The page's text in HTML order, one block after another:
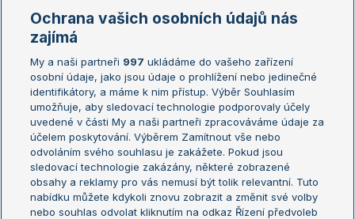
Žebříčky
Žebříček ATP (muži)
Žebříček WTA (ženy)
Sázkařský žebříček
Australian Open
French Open
Wimbledon
US Open
Turnaj mistrů
Turnaj mistryň
Aktualní trendy
Ochrana vašich osobních údajů nás
zajímá
My a naši partneři 997 ukládáme do vašeho zařízení
osobní údaje, jako jsou údaje o prohlížení nebo jedinečné
identifikátory, a máme k nim přístup. Výběr Souhlasím
umožňuje, aby sledovací technologie podporovaly účely
uvedené v části My a naši partneři zpracováváme údaje za
účelem poskytování. Výběrem Zamítnout vše nebo
odvoláním svého souhlasu je zakážete. Pokud jsou
sledovací technologie zakázány, některé zobrazené
obsahy a reklamy pro vás nemusí být tolik relevantní. Tuto
nabídku můžete kdykoli znovu zobrazit a změnit své volby
nebo souhlas odvolat kliknutím na odkaz Řízení předvoleb